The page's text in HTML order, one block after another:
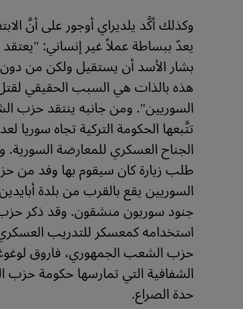
وكذلك أكَّد يلديراي أوجور على أنَّ
يعدّ ببساطة عملاً غير إنساني:
بشار الأسد أن يستقيل ولكن من
هذه بالذات هي السبب الحقيقي
السوريين". ومن جانبه ينتقد حزب
تتَّبعها الحكومة التركية تجاه
الجناح العسكري للمعارضة
طلب زيارة كان سيقوم بها وفد من
السوريين يقع بالقرب من بلدة
جنود سوريون منشقون. وقد ذكر
استخدامه كمعسكر للتدريب
حزب الشعب الجمهوري، فاروق
الشفافية التي تمارسها حكومة حزب
حدة الصراع.